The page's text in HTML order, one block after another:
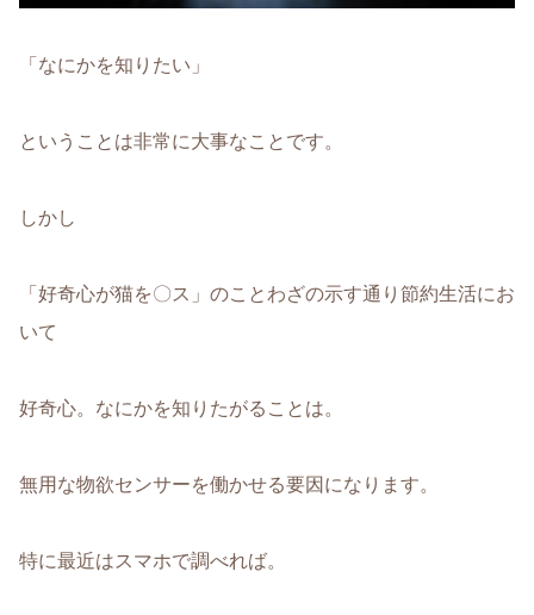
「なにかを知りたい」
ということは非常に大事なことです。
しかし
「好奇心が猫を〇ス」のことわざの示す通り節約生活にお
いて
好奇心。なにかを知りたがることは。
無用な物欲センサーを働かせる要因になります。
特に最近はスマホで調べれば。